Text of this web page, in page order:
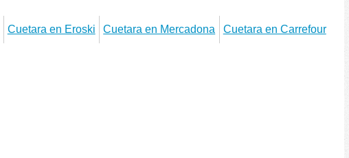
Cuetara en Eroski Cuetara en Mercadona Cuetara en Carrefour